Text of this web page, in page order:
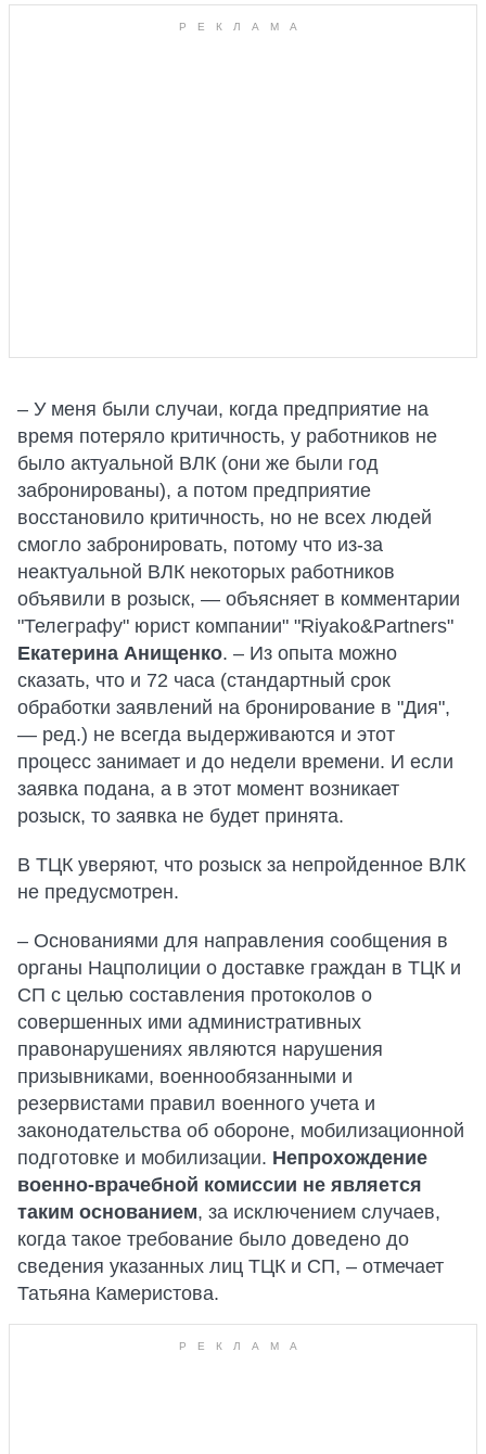
– У меня были случаи, когда предприятие на
время потеряло критичность, у работников не
было актуальной ВЛК (они же были год
забронированы), а потом предприятие
восстановило критичность, но не всех людей
смогло забронировать, потому что из-за
неактуальной ВЛК некоторых работников
объявили в розыск, — объясняет в комментарии
"Телеграфу" юрист компании" "Riyako&Partners"
Екатерина Анищенко. – Из опыта можно
сказать, что и 72 часа (стандартный срок
обработки заявлений на бронирование в "Дия",
— ред.) не всегда выдерживаются и этот
процесс занимает и до недели времени. И если
заявка подана, а в этот момент возникает
розыск, то заявка не будет принята.
В ТЦК уверяют, что розыск за непройденное ВЛК
не предусмотрен.
– Основаниями для направления сообщения в
органы Нацполиции о доставке граждан в ТЦК и
СП с целью составления протоколов о
совершенных ими административных
правонарушениях являются нарушения
призывниками, военнообязанными и
резервистами правил военного учета и
законодательства об обороне, мобилизационной
подготовке и мобилизации. Непрохождение
военно-врачебной комиссии не является
таким основанием, за исключением случаев,
когда такое требование было доведено до
сведения указанных лиц ТЦК и СП, – отмечает
Татьяна Камеристова.